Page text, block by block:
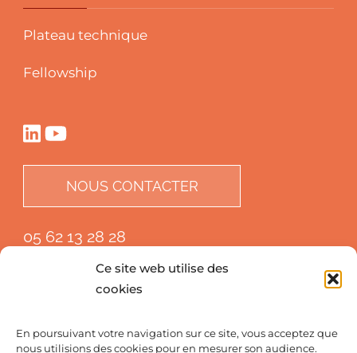
Ce site web utilise des
cookies
En poursuivant votre navigation sur ce site, vous acceptez que
nous utilisions des cookies pour en mesurer son audience.
Plateau technique
Fellowship
NOUS CONTACTER
05 62 13 28 28